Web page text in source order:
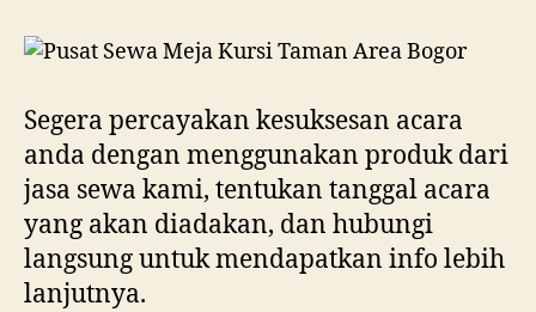
Segera percayakan kesuksesan acara
anda dengan menggunakan produk dari
jasa sewa kami, tentukan tanggal acara
yang akan diadakan, dan hubungi
langsung untuk mendapatkan info lebih
lanjutnya.